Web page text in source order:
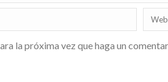
la próxima vez que haga un